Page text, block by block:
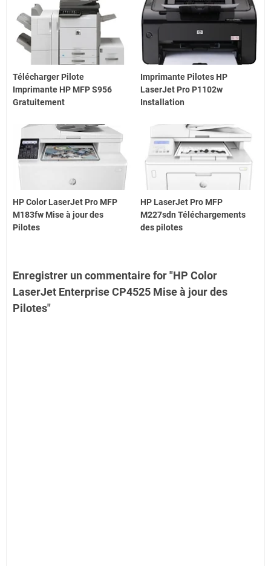
Télécharger Pilote
Imprimante HP MFP S956
Gratuitement
Imprimante Pilotes HP
LaserJet Pro P1102w
Installation
HP Color LaserJet Pro MFP
M183fw Mise à jour des
Pilotes
HP LaserJet Pro MFP
M227sdn Téléchargements
des pilotes
Enregistrer un commentaire for "HP Color
LaserJet Enterprise CP4525 Mise à jour des
Pilotes"